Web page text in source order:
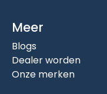
Meer
Blogs
Dealer worden
Onze merken